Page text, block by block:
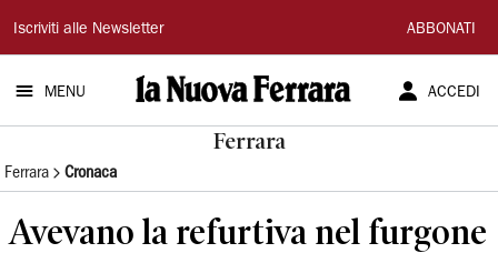
La
Nuova
Ferrara
Iscriviti alle Newsletter ABBONATI
MENU ACCEDI
Ferrara
Ferrara Cronaca
Avevano la refurtiva nel furgone